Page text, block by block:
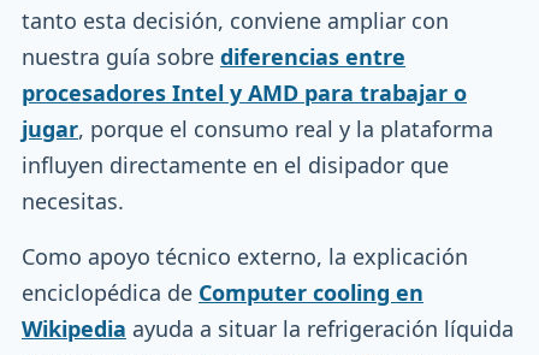
tanto esta decisión, conviene ampliar con
nuestra guía sobre diferencias entre
procesadores Intel y AMD para trabajar o
jugar, porque el consumo real y la plataforma
influyen directamente en el disipador que
necesitas.
Como apoyo técnico externo, la explicación
enciclopédica de Computer cooling en
Wikipedia ayuda a situar la refrigeración líquida